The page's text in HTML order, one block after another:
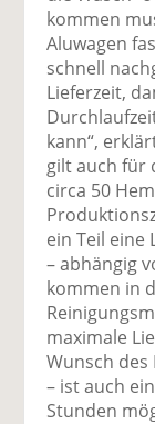
kommen
Aluwagen
schnell
Lieferzeit,
kann“,
gilt auch für
circa 50
ein Teil eine
– abhängig
kommen in
maximale
Wunsch
– ist auch
Stunden